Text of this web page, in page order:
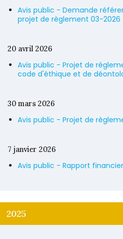
Avis public - Demande
projet de règlement 03-2026
20 avril 2026
Avis public - Projet de
code d'éthique et de
30 mars 2026
Avis public - Projet de
7 janvier 2026
Avis public - Rapport
2025